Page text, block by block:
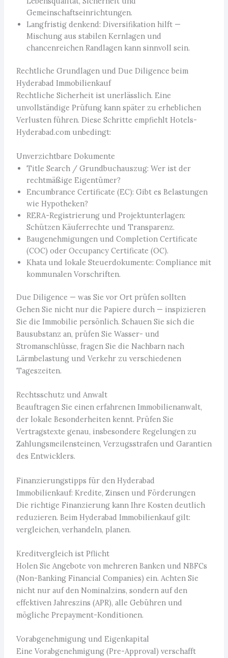
Gemeinschaftseinrichtungen.
Langfristig denkend: Diversifikation hilft —
Mischung aus stabilen Kernlagen und
chancenreichen Randlagen kann sinnvoll sein.
Rechtliche Grundlagen und Due Diligence beim
Hyderabad Immobilienkauf
Rechtliche Sicherheit ist unerlässlich. Eine
unvollständige Prüfung kann später zu erheblichen
Verlusten führen. Diese Schritte empfiehlt Hotels-
Hyderabad.com unbedingt:
Unverzichtbare Dokumente
Title Search / Grundbuchauszug: Wer ist der
rechtmäßige Eigentümer?
Encumbrance Certificate (EC): Gibt es Belastungen
wie Hypotheken?
RERA-Registrierung und Projektunterlagen:
Schützen Käuferrechte und Transparenz.
Baugenehmigungen und Completion Certificate
(COC) oder Occupancy Certificate (OC).
Khata und lokale Steuerdokumente: Compliance mit
kommunalen Vorschriften.
Due Diligence — was Sie vor Ort prüfen sollten
Gehen Sie nicht nur die Papiere durch — inspizieren
Sie die Immobilie persönlich. Schauen Sie sich die
Bausubstanz an, prüfen Sie Wasser- und
Stromanschlüsse, fragen Sie die Nachbarn nach
Lärmbelastung und Verkehr zu verschiedenen
Tageszeiten.
Rechtsschutz und Anwalt
Beauftragen Sie einen erfahrenen Immobilienanwalt,
der lokale Besonderheiten kennt. Prüfen Sie
Vertragstexte genau, insbesondere Regelungen zu
Zahlungsmeilensteinen, Verzugsstrafen und Garantien
des Entwicklers.
Finanzierungstipps für den Hyderabad
Immobilienkauf: Kredite, Zinsen und Förderungen
Die richtige Finanzierung kann Ihre Kosten deutlich
reduzieren. Beim Hyderabad Immobilienkauf gilt:
vergleichen, verhandeln, planen.
Kreditvergleich ist Pflicht
Holen Sie Angebote von mehreren Banken und NBFCs
(Non-Banking Financial Companies) ein. Achten Sie
nicht nur auf den Nominalzins, sondern auf den
effektiven Jahreszins (APR), alle Gebühren und
mögliche Prepayment-Konditionen.
Vorabgenehmigung und Eigenkapital
Eine Vorabgenehmigung (Pre-Approval) verschafft